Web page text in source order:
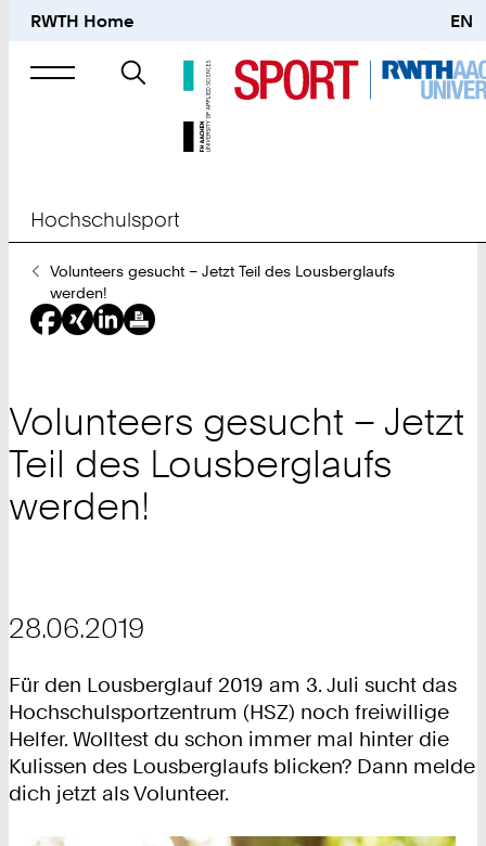
RWTH Home EN
Suche
nach
Hochschulsport
Sie
sind
hier:
Volunteers gesucht – Jetzt Teil des Lousberglaufs
werden!
Volunteers gesucht – Jetzt
Teil des Lousberglaufs
werden!
28.06.2019
Für den Lousberglauf 2019 am 3. Juli sucht das
Hochschulsportzentrum (HSZ) noch freiwillige
Helfer. Wolltest du schon immer mal hinter die
Kulissen des Lousberglaufs blicken? Dann melde
dich jetzt als Volunteer.